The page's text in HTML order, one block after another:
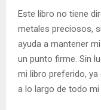
Este libro no tiene
metales preciosos,
ayuda a mantener
un punto firme. Sin
mi libro preferido,
a lo largo de todo